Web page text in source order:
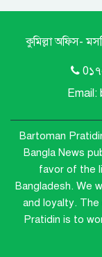
কুমিল্লা অফিস-
Email:
Bartoman
Bangla News
favor of the
Bangladesh. We
and loyalty.
Pratidin is to